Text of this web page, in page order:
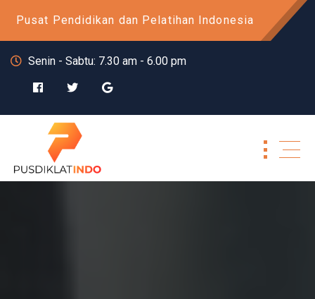
Pusat Pendidikan dan Pelatihan Indonesia
Senin - Sabtu: 7.30 am - 6.00 pm